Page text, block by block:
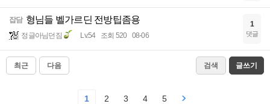
잡담 형님들 벨가르딘 전방팁좀용
정글아님던짐 Lv.54 조회 520 08-06
1
댓글
최근 다음 검색 글쓰기
1 2 3 4 5